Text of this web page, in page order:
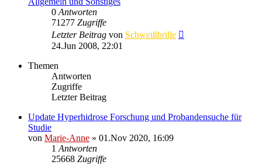
0 Antworten
71277 Zugriffe
Letzter Beitrag von Schweißbrille
24.Jun 2008, 22:01
Themen
Antworten
Zugriffe
Letzter Beitrag
Update Hyperhidrose Forschung und Probandensuche für
Studie
von Marie-Anne » 01.Nov 2020, 16:09
1 Antworten
25668 Zugriffe